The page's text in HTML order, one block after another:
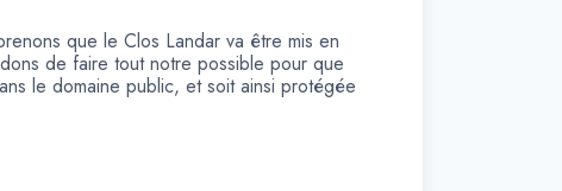
que le Clos Landar va être mis en
de faire tout notre possible pour que
le domaine public, et soit ainsi protégée